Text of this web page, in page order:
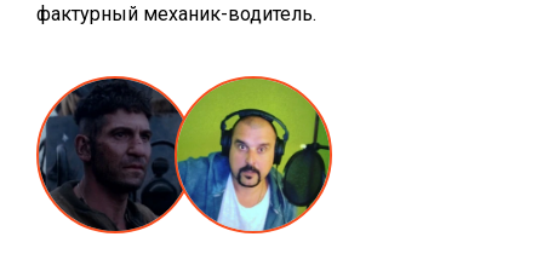
фактурный механик-водитель.